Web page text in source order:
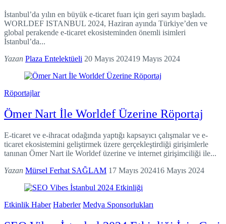
İstanbul’da yılın en büyük e-ticaret fuarı için geri sayım başladı.
WORLDEF ISTANBUL 2024, Haziran ayında Türkiye’den ve
global perakende e-ticaret ekosisteminden önemli isimleri
İstanbul’da...
Yazan Plaza Entelektüeli 20 Mayıs 202419 Mayıs 2024
Röportajlar
Ömer Nart İle Worldef Üzerine Röportaj
E-ticaret ve e-ihracat odağında yaptığı kapsayıcı çalışmalar ve e-
ticaret ekosistemini geliştirmek üzere gerçekleştirdiği girişimlerle
tanınan Ömer Nart ile Worldef üzerine ve internet girişimciliği ile...
Yazan Mürsel Ferhat SAĞLAM 17 Mayıs 202416 Mayıs 2024
Etkinlik Haber Haberler Medya Sponsorlukları